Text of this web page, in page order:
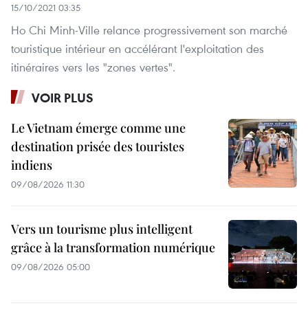
15/10/2021 03:35
Ho Chi Minh-Ville relance progressivement son marché
touristique intérieur en accélérant l'exploitation des
itinéraires vers les "zones vertes".
VOIR PLUS
Le Vietnam émerge comme une
destination prisée des touristes
indiens
09/08/2026 11:30
Vers un tourisme plus intelligent
grâce à la transformation numérique
09/08/2026 05:00